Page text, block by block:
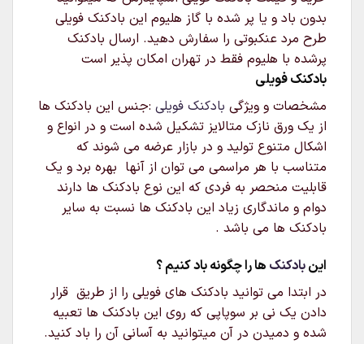
بدون باد و یا پر شده با گاز هلیوم این بادکنک فویلی
طرح مرد عنکبوتی را سفارش دهید. ارسال بادکنک
پرشده با هلیوم فقط در تهران امکان پذیر است
بادکنک فویلی
مشخصات و ویژگی بادکنک فویلی :جنس این بادکنک ها
از یک ورق نازک متالایز تشکیل شده است و در انواع و
اشکال متنوع تولید و در بازار عرضه می شوند که
متناسب با هر مراسمی می توان از آنها بهره برد و یک
قابلیت منحصر به فردی که این نوع بادکنک ها دارند
دوام و ماندگاری زیاد این بادکنک ها نسبت به سایر
بادکنک ها می باشد .
اینبادکنک ها را چگونه باد کنیم ؟
در ابتدا می توانید بادکنک های فویلی را از طریق قرار
دادن یک نی بر سوپاپی که روی این بادکنک ها تعبیه
شده و دمیدن در آن میتوانید به آسانی آن را باد کنید.